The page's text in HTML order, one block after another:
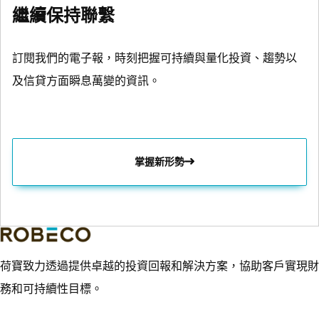
繼續保持聯繫
訂閱我們的電子報，時刻把握可持續與量化投資、趨勢以
及信貸方面瞬息萬變的資訊。
掌握新形勢
荷寶致力透過提供卓越的投資回報和解決方案，協助客戶實現財
務和可持續性目標。